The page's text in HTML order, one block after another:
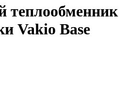
Vakio Base